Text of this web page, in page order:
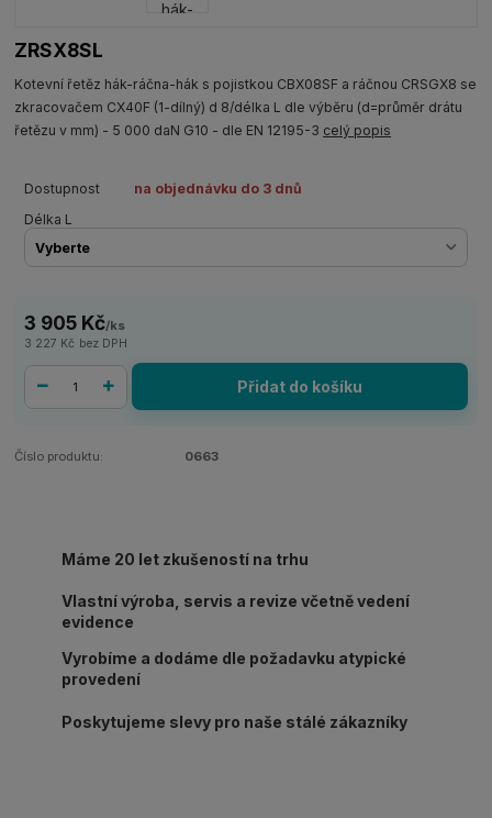
ZRSX8SL
Kotevní řetěz hák-ráčna-hák s pojistkou CBX08SF a ráčnou CRSGX8 se
zkracovačem CX40F (1-dílný) d 8/délka L dle výběru (d=průměr drátu
řetězu v mm) - 5 000 daN G10 - dle EN 12195-3 celý popis
Dostupnost
na objednávku do 3 dnů
Délka L
3 905 Kč/ks
3 227 Kč bez DPH
Přidat do košíku
Číslo produktu: 0663
Máme 20 let zkušeností na trhu
Vlastní výroba, servis a revize včetně vedení
evidence
Vyrobíme a dodáme dle požadavku atypické
provedení
Poskytujeme slevy pro naše stálé zákazníky